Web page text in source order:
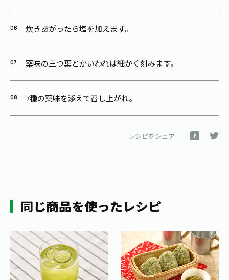
炊きあがったら塩を加えます。
薬味の三つ葉とかいわれは細かく刻みます。
7種の薬味を添えて召し上がれ。
レシピをシェア
同じ商品を使ったレシピ